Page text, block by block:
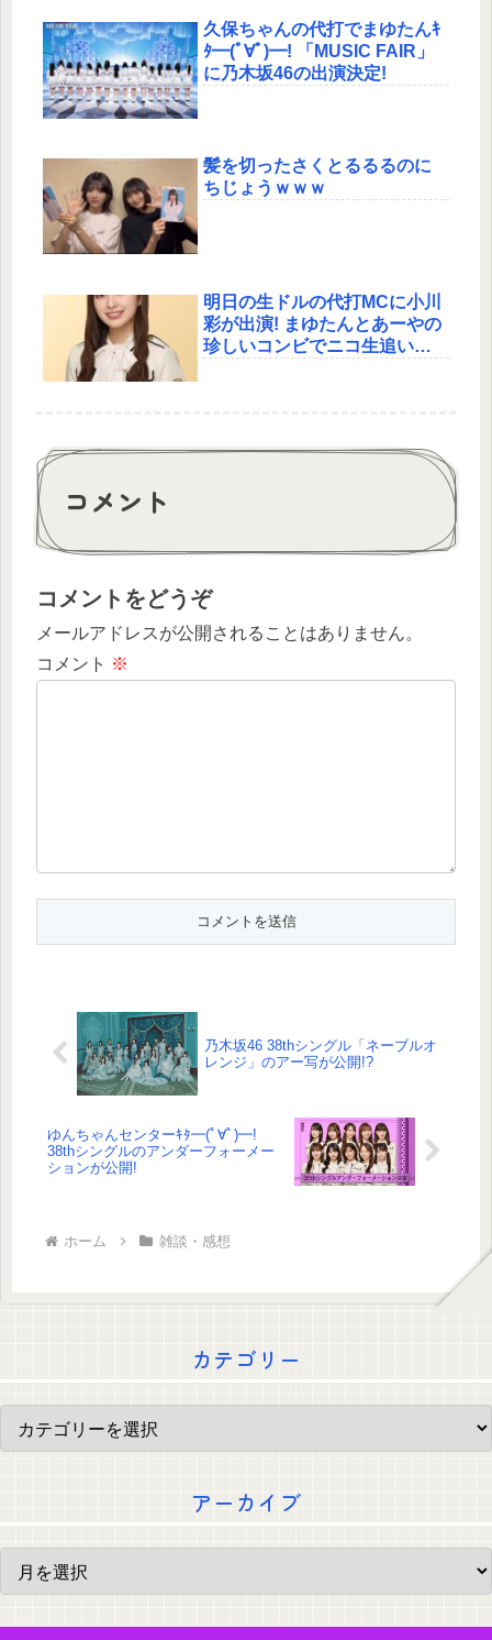
久保ちゃんの代打でまゆたんｷ
ﾀ━(ﾟ∀ﾟ)━! 「MUSIC FAIR」
に乃木坂46の出演決定!
髪を切ったさくとるるるのに
ちじょうｗｗｗ
明日の生ドルの代打MCに小川
彩が出演! まゆたんとあーやの
珍しいコンビでニコ生追い出
コメント
コメントをどうぞ
メールアドレスが公開されることはありません。
コメント ※
乃木坂46 38thシングル「ネーブルオ
レンジ」のアー写が公開!?
ゆんちゃんセンターｷﾀ━(ﾟ∀ﾟ)━!
38thシングルのアンダーフォーメー
ションが公開!
ホーム 雑談・感想
カテゴリー
アーカイブ